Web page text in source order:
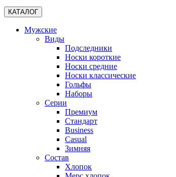
КАТАЛОГ
Мужские
Виды
Подследники
Носки короткие
Носки средние
Носки классические
Гольфы
Наборы
Серии
Премиум
Стандарт
Business
Casual
Зимняя
Состав
Хлопок